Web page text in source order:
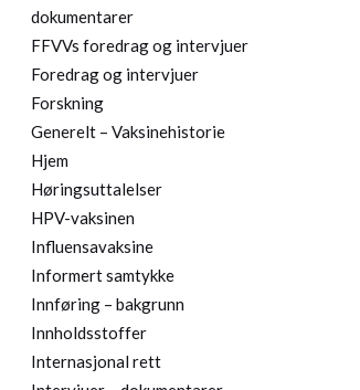
dokumentarer
FFVVs foredrag og intervjuer
Foredrag og intervjuer
Forskning
Generelt – Vaksinehistorie
Hjem
Høringsuttalelser
HPV-vaksinen
Influensavaksine
Informert samtykke
Innføring – bakgrunn
Innholdsstoffer
Internasjonal rett